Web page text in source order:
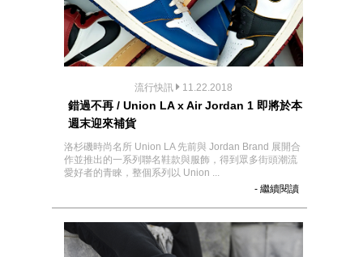
流行快訊 11.22.2018
錯過不再 / Union LA x Air Jordan 1 即將於本
週末迎來補貨
洛杉磯時尚名所 Union LA 先前與 Jordan Brand 展開合
作並推出的一系列聯名鞋款與服飾，得到眾多街頭潮流
愛好者的青睞，整個系列以 Union ...
- 繼續閱讀